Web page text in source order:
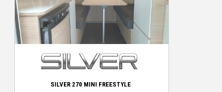
SILVER 270 MINI FREESTYLE